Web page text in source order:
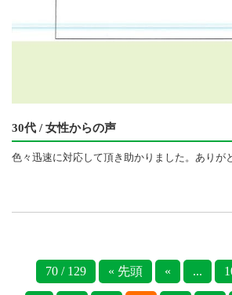
30代 / 女性からの声
色々迅速に対応して頂き助かりました。ありが
70 / 129 « 先頭 « ...